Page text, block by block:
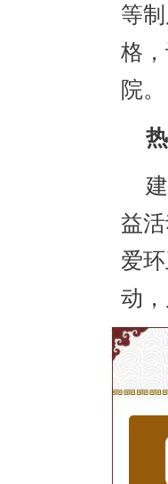
等
格
院。
热
建
益
爱
动，
青
青
进
斑